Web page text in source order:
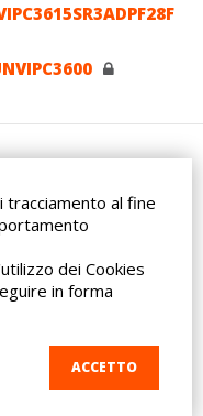
al fine
dei Cookies
in forma
ACCETTO